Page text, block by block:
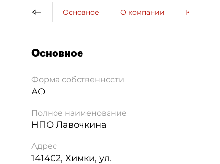
Основное О компании
Основное
Форма собственности
АО
Полное наименование
НПО Лавочкина
Адрес
141402, Химки, ул.